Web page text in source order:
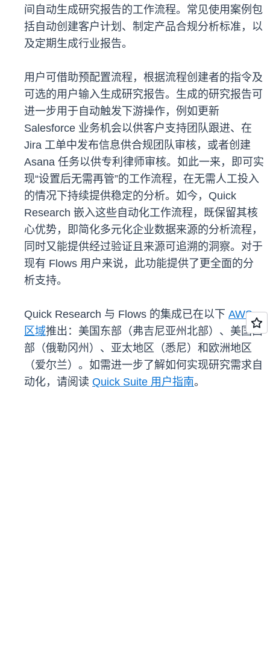
间自动生成研究报告的工作流程。常见使用案例包
括自动创建客户计划、制定产品合规分析标准，以
及定期生成行业报告。
用户可借助预配置流程，根据流程创建者的指令及
可选的用户输入生成研究报告。生成的研究报告可
进一步用于自动触发下游操作，例如更新
Salesforce 业务机会以供客户支持团队跟进、在
Jira 工单中发布信息供合规团队审核，或者创建
Asana 任务以供专利律师审核。如此一来，即可实
现“设置后无需再管”的工作流程，在无需人工投入
的情况下持续提供稳定的分析。如今，Quick
Research 嵌入这些自动化工作流程，既保留其核
心优势，即简化多元化企业数据来源的分析流程，
同时又能提供经过验证且来源可追溯的洞察。对于
现有 Flows 用户来说，此功能提供了更全面的分
析支持。
Quick Research 与 Flows 的集成已在以下 AWS
区域推出：美国东部（弗吉尼亚州北部）、美国西
部（俄勒冈州）、亚太地区（悉尼）和欧洲地区
（爱尔兰）。如需进一步了解如何实现研究需求自
动化，请阅读 Quick Suite 用户指南。